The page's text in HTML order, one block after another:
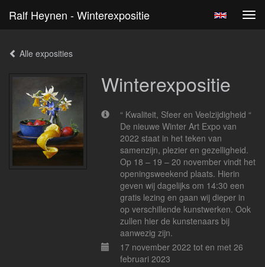
Ralf Heynen - Winterexpositie
Alle exposities
Winterexpositie
“ Kwaliteit, Sfeer en Veelzijdigheid “
De nieuwe Winter Art Expo van
2022 staat in het teken van
samenzijn, plezier en gezelligheid.
Op 18 – 19 – 20 november vindt het
openingsweekend plaats. Hierin
geven wij dagelijks om 14:30 een
gratis lezing en gaan wij dieper in
op verschillende kunstwerken. Ook
zullen hier de kunstenaars bij
aanwezig zijn.
17 november 2022 tot en met 26
februari 2023